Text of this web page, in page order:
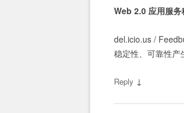
Web 2.0 应用服
del.icio.us /
稳定性、可靠性产
Reply ↓